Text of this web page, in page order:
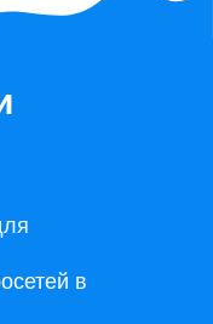
в